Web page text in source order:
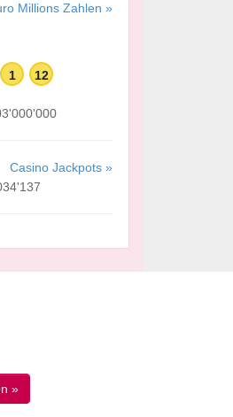
Millions Zahlen »
1 12
Casino Jackpots »